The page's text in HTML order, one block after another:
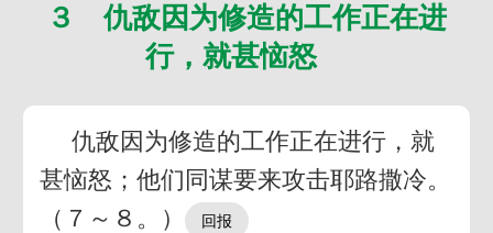
３ 仇敌因为修造的工作正在进
行，就甚恼怒
仇敌因为修造的工作正在进行，就
甚恼怒；他们同谋要来攻击耶路撒冷。
（７～８。）